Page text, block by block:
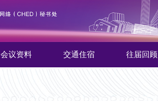
会议资料 交通住宿 往届回顾